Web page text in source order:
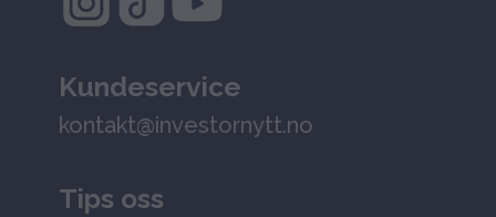
Kundeservice
kontakt@investornytt.no
Tips oss